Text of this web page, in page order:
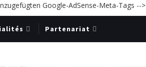
Google-AdSense-Meta-Tags -->
Partenariat